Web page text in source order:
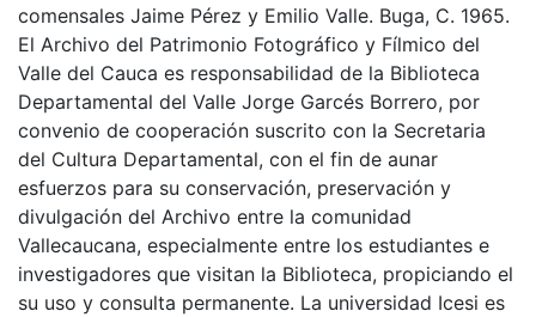
comensales Jaime Pérez y Emilio Valle. Buga, C. 1965.
El Archivo del Patrimonio Fotográfico y Fílmico del
Valle del Cauca es responsabilidad de la Biblioteca
Departamental del Valle Jorge Garcés Borrero, por
convenio de cooperación suscrito con la Secretaria
del Cultura Departamental, con el fin de aunar
esfuerzos para su conservación, preservación y
divulgación del Archivo entre la comunidad
Vallecaucana, especialmente entre los estudiantes e
investigadores que visitan la Biblioteca, propiciando el
su uso y consulta permanente. La universidad Icesi es